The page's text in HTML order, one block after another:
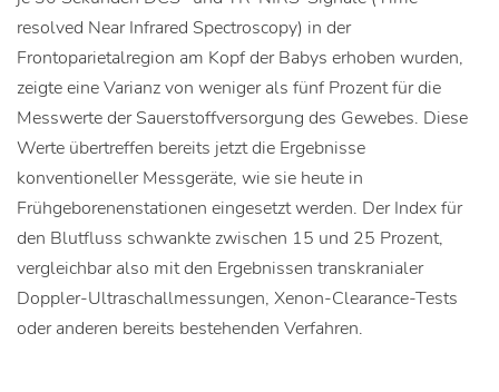
resolved Near Infrared Spectroscopy) in der
Frontoparietalregion am Kopf der Babys erhoben wurden,
zeigte eine Varianz von weniger als fünf Prozent für die
Messwerte der Sauerstoffversorgung des Gewebes. Diese
Werte übertreffen bereits jetzt die Ergebnisse
konventioneller Messgeräte, wie sie heute in
Frühgeborenenstationen eingesetzt werden. Der Index für
den Blutfluss schwankte zwischen 15 und 25 Prozent,
vergleichbar also mit den Ergebnissen transkranialer
Doppler-Ultraschallmessungen, Xenon-Clearance-Tests
oder anderen bereits bestehenden Verfahren.